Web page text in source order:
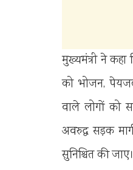
मुख्यमंत्री ने कहा
को भोजन,
वाले लोगों को
अवरुद्ध सड़क
सुनिश्चित की